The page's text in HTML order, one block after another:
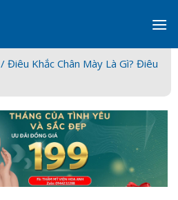
/ Điêu Khắc Chân Mày Là Gì? Điêu